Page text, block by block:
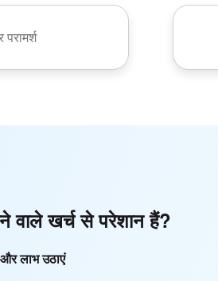
वाले खर्च से परेशान हैं?
लाभ उठाएं